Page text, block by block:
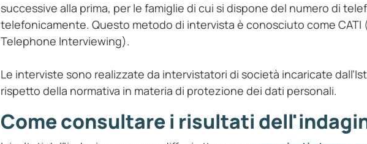
successive alla prima, per le famiglie di cui si dispone del numero di
telefonicamente. Questo metodo di intervista è conosciuto come CATI
Telephone Interviewing).
Le interviste sono realizzate da intervistatori di società incaricate
rispetto della normativa in materia di protezione dei dati personali.
Come consultare i risultati